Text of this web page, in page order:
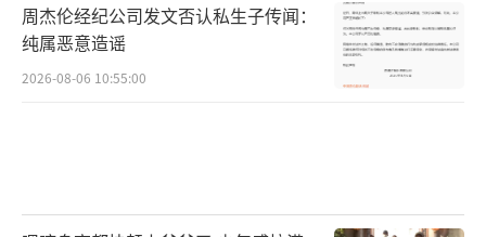
周杰伦经纪公司发文否认私生子传闻：
纯属恶意造谣
2026-08-06 10:55:00